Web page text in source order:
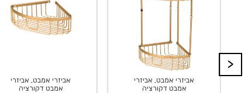
>
אביזרי אמבט, אביזרי
אמבט דקורציה
אביזרי אמבט, אביזרי
אמבט דקורציה